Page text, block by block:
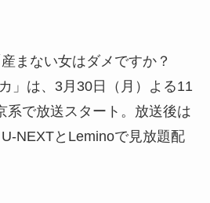
まない女はダメですか？
」は、3月30日（月）よる11
系で放送スタート。放送後は
NEXTとLeminoで見放題配